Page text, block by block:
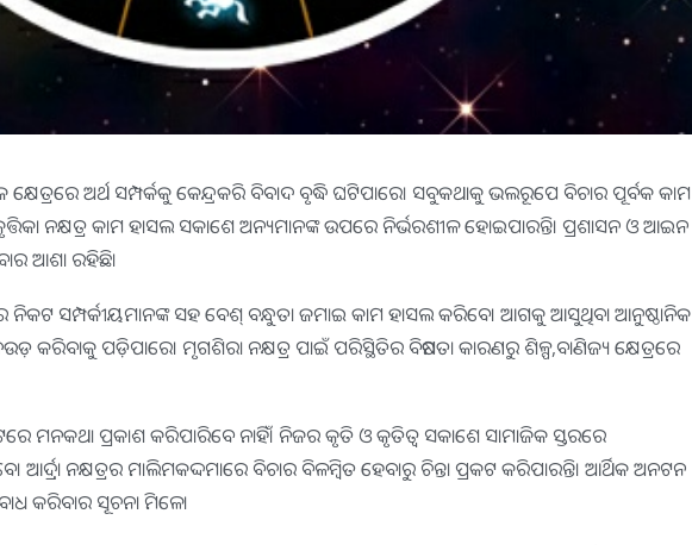
ଅର୍ଥ ସମ୍ପର୍କକୁ କେନ୍ଦ୍ରକରି ବିବାଦ ବୃଦ୍ଧି ଘଟିପାରେ। ସବୁକଥାକୁ ଭଲରୂପେ ବିଚାର ପୂର୍ବକ କାମ
ନକ୍ଷତ୍ର କାମ ହାସଲ ସକାଶେ ଅନ୍ୟମାନଙ୍କ ଉପରେ ନିର୍ଭରଶୀଳ ହୋଇପାରନ୍ତି। ପ୍ରଶାସନ ଓ ଆଇନ
ଆଶା ରହିଛି।
ସମ୍ପର୍କୀୟମାନଙ୍କ ସହ ବେଶ୍‌ ବନ୍ଧୁତା ଜମାଇ କାମ ହାସଲ କରିବେ। ଆଗକୁ ଆସୁଥିବା ଆନୁଷ୍ଠାନିକ
କରିବାକୁ ପଡ଼ିପାରେ। ମୃଗଶିରା ନକ୍ଷତ୍ର ପାଇଁ ପରିସ୍ଥିତିର ବିଷମତା କାରଣରୁ ଶିଳ୍ପ,ବାଣିଜ୍ୟ କ୍ଷେତ୍ରରେ
ମନକଥା ପ୍ରକାଶ କରିପାରିବେ ନାହିଁ। ନିଜର କୃତି ଓ କୃତିତ୍ୱ ସକାଶେ ସାମାଜିକ ସ୍ତରରେ
ଆର୍ଦ୍ରା ନକ୍ଷତ୍ରର ମାଲିମକଦ୍ଦମାରେ ବିଚାର ବିଳମ୍ବିତ ହେବାରୁ ଚିନ୍ତା ପ୍ରକଟ କରିପାରନ୍ତି। ଆର୍ଥିକ ଅନଟନ
କରିବାର ସୂଚନା ମିଳେ।